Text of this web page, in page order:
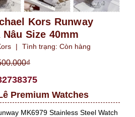
Kors Runway
Nâu Size 40mm
| Tình trạng: Còn hàng
Premium Watches
MK6979 Stainless Steel Watch